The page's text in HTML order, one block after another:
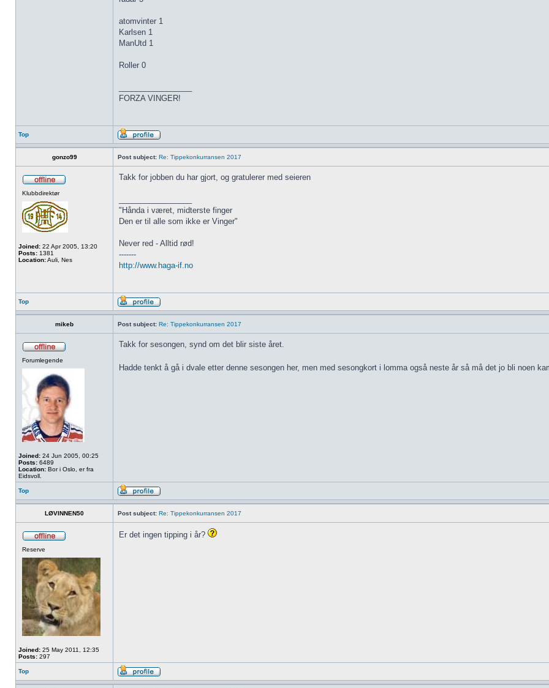
atomvinter 1
Karlsen 1
ManUtd 1
Roller 0
FORZA VINGER!
Top
gonzo99 Post subject: Re: Tippekonkurransen 2017
Klubbdirektør
Joined: 22 Apr 2005, 13:20
Posts: 1381
Location:Auli, Nes
Takk for jobben du har gjort, og gratulerer med seieren
"Hånda i været, midterste finger
Den er til alle som ikke er Vinger"
Never red - Alltid rød!
-------
http://www.haga-if.no
Top
mikeb Post subject: Re: Tippekonkurransen 2017
Forumlegende
Joined: 24 Jun 2005, 00:25
Posts: 6489
Location: Bor i Oslo, er fra
Eidsvoll.
Takk for sesongen, synd om det blir siste året.
Hadde tenkt å gå i dvale etter denne sesongen her, men med sesongkort i lomma også neste år så må det jo bli noen
Top
LØVINNEN50 Post subject: Re: Tippekonkurransen 2017
Reserve
Joined: 25 May 2011, 12:35
Posts: 297
Er det ingen tipping i år?
Top